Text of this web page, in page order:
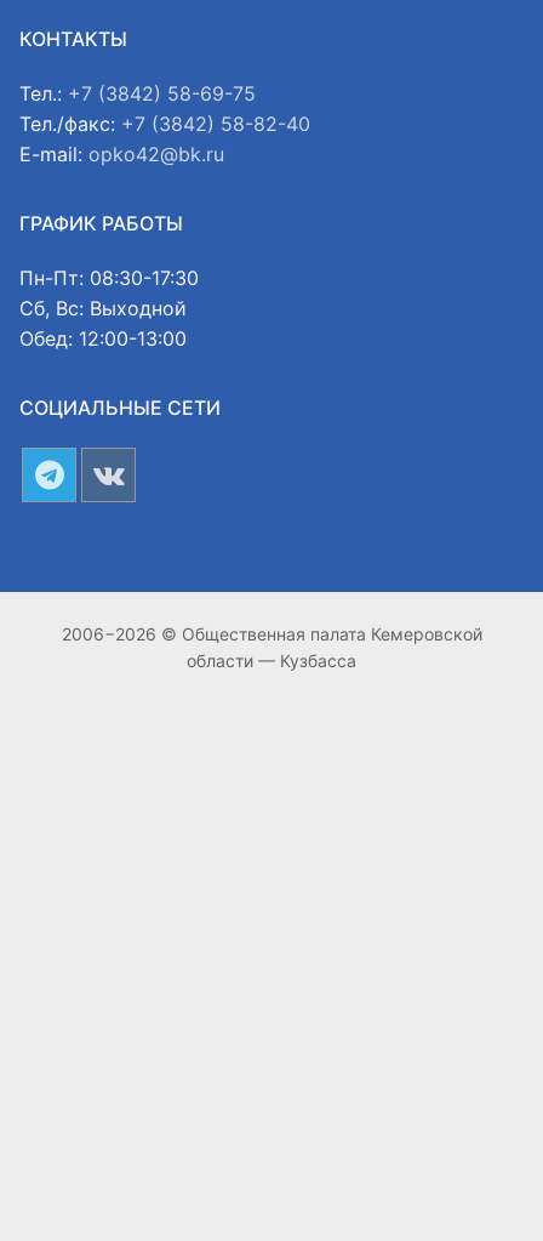
КОНТАКТЫ
Тел.: +7 (3842) 58-69-75
Тел./факс: +7 (3842) 58-82-40
E-mail: opko42@bk.ru
ГРАФИК РАБОТЫ
Пн-Пт: 08:30-17:30
Сб, Вс: Выходной
Обед: 12:00-13:00
СОЦИАЛЬНЫЕ СЕТИ
2006−2026 © Общественная палата Кемеровской
области — Кузбасса